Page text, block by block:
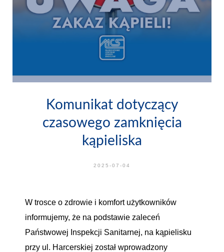
Komunikat dotyczący
czasowego zamknięcia
kąpieliska
2025-07-04
W trosce o zdrowie i komfort użytkowników
informujemy, że na podstawie zaleceń
Państwowej Inspekcji Sanitarnej, na kąpielisku
przy ul. Harcerskiej został wprowadzony